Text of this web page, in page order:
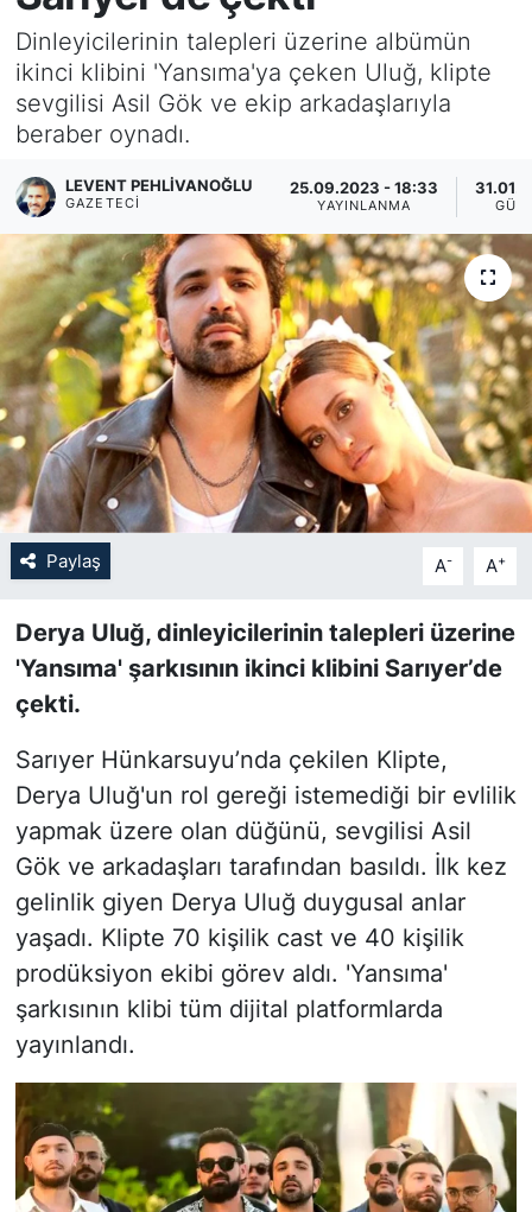
Dinleyicilerinin talepleri üzerine albümün
ikinci klibini 'Yansıma'ya çeken Uluğ, klipte
sevgilisi Asil Gök ve ekip arkadaşlarıyla
beraber oynadı.
LEVENT PEHLIVANOĞLU
GAZETECI
25.09.2023 - 18:33
YAYINLANMA
Paylaş A- A+
Derya Uluğ, dinleyicilerinin talepleri üzerine
'Yansıma' şarkısının ikinci klibini Sarıyer’de
çekti.
Sarıyer Hünkarsuyu’nda çekilen Klipte,
Derya Uluğ'un rol gereği istemediği bir evlilik
yapmak üzere olan düğünü, sevgilisi Asil
Gök ve arkadaşları tarafından basıldı. İlk kez
gelinlik giyen Derya Uluğ duygusal anlar
yaşadı. Klipte 70 kişilik cast ve 40 kişilik
prodüksiyon ekibi görev aldı. 'Yansıma'
şarkısının klibi tüm dijital platformlarda
yayınlandı.
KÖŞE YAZILARI
KÖŞE YAZILARI (Arşiv)
RÖPORTAJ
SAĞLIK
SARIYER HABERLERİ
SARIYER İMAR BARIŞI
SEKTÖR
SON DAKİKA HABERİ
SPOR
TEKNOLOJİ
TÜRKİYE VE DÜNYA GÜNDEMİ
VİDEO GALERİ
YAŞAM